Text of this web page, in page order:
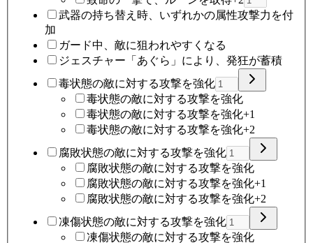
武器の持ち替え時、いずれかの属性攻撃力を付
加
ガード中、敵に狙われやすくなる
ジェスチャー「あぐら」により、発狂が蓄積
毒状態の敵に対する攻撃を強化
毒状態の敵に対する攻撃を強化
毒状態の敵に対する攻撃を強化+1
毒状態の敵に対する攻撃を強化+2
腐敗状態の敵に対する攻撃を強化
腐敗状態の敵に対する攻撃を強化
腐敗状態の敵に対する攻撃を強化+1
腐敗状態の敵に対する攻撃を強化+2
凍傷状態の敵に対する攻撃を強化
凍傷状態の敵に対する攻撃を強化